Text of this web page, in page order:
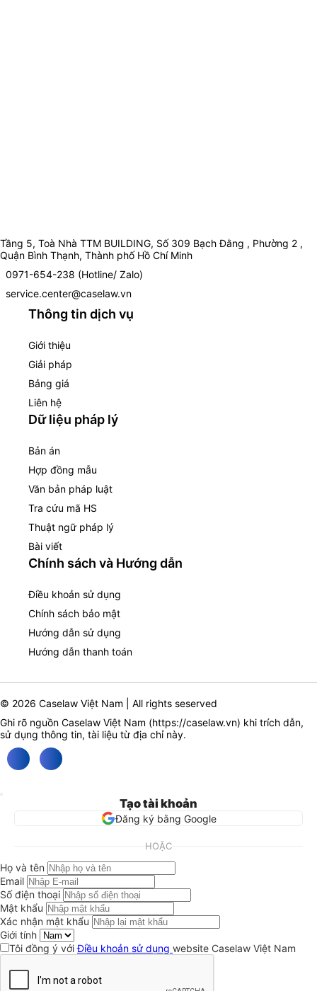
Tầng 5, Toà Nhà TTM BUILDING, Số 309 Bạch Đằng , Phường 2 ,
Quận Bình Thạnh, Thành phố Hồ Chí Minh
0971-654-238 (Hotline/ Zalo)
service.center@caselaw.vn
Thông tin dịch vụ
Giới thiệu
Giải pháp
Bảng giá
Liên hệ
Dữ liệu pháp lý
Bản án
Hợp đồng mẫu
Văn bản pháp luật
Tra cứu mã HS
Thuật ngữ pháp lý
Bài viết
Chính sách và Hướng dẫn
Điều khoản sử dụng
Chính sách bảo mật
Hướng dẫn sử dụng
Hướng dẫn thanh toán
© 2026 Caselaw Việt Nam | All rights seserved
Ghi rõ nguồn Caselaw Việt Nam (https://caselaw.vn) khi trích dẫn,
sử dụng thông tin, tài liệu từ địa chỉ này.
Tạo tài khoản
Đăng ký bằng Google
HOẶC
Họ và tên
Email
Số điện thoại
Mật khẩu
Xác nhận mật khẩu
Giới tính
Tôi đồng ý vớiĐiều khoản sử dụng website Caselaw Việt Nam